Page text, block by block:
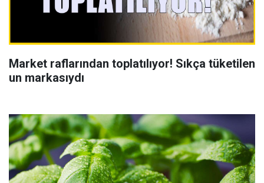
Market raflarından toplatılıyor! Sıkça tüketilen
un markasıydı